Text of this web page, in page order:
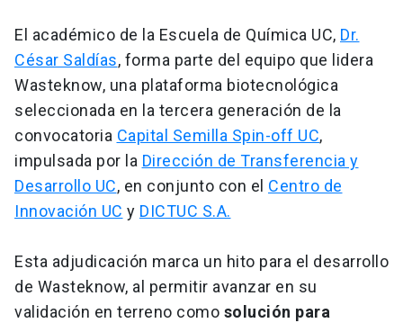
El académico de la Escuela de Química UC, Dr.
César Saldías, forma parte del equipo que lidera
Wasteknow, una plataforma biotecnológica
seleccionada en la tercera generación de la
convocatoria Capital Semilla Spin-off UC,
impulsada por la Dirección de Transferencia y
Desarrollo UC, en conjunto con el Centro de
Innovación UC y DICTUC S.A.
Esta adjudicación marca un hito para el desarrollo
de Wasteknow, al permitir avanzar en su
validación en terreno como solución para